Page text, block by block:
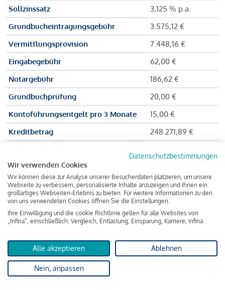
Sollzinssatz
3,125 % p.a.
Grundbucheintragungsgebühr
3.575,12 €
Vermittlungsprovision
7.448,16 €
Eingabegebühr
62,00 €
Notargebühr
186,62 €
Grundbuchprüfung
20,00 €
Kontoführungsentgelt pro 3 Monate
15,00 €
Kreditbetrag
248.271,89 €
Zu zahlender Gesamtbetrag
Kreditvermittler
INFINA Credit
Broker GmbH
von 237.000 Euro ausgezahlt, um die Wohnung zu kaufen.
Darüber hinaus fallen aber noch einige Gebühren an (z. B. die
Grundbucheintragungsgebühr), sodass die Bank den
Datenschutzbestimmungen
Wir verwenden Cookies
Wir können diese zur Analyse unserer Besucherdaten platzieren, um unsere
Webseite zu verbessern, personalisierte Inhalte anzuzeigen und Ihnen ein
großartiges Webseiten-Erlebnis zu bieten. Für weitere Informationen zu den
von uns verwendeten Cookies öffnen Sie die Einstellungen.
Ihre Einwilligung und die cookie Richtlinie gelten für alle Websites von
„Infina“, einschließlich: Vergleich, Entlastung, Einsparung, Karriere, Infina.
Alle akzeptieren Ablehnen
Nein, anpassen